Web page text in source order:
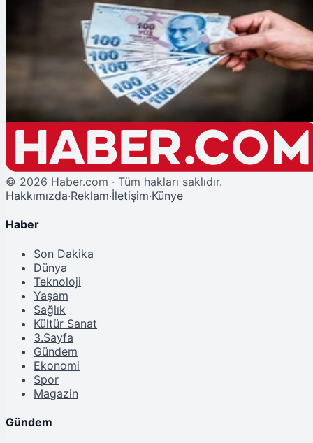
Emekliye Temmuz'da Ne Kadar Zam Yapılacak? Tüm Hesaplar Sil Baştan!
© 2026 Haber.com · Tüm hakları saklıdır.
Hakkımızda·Reklam·İletişim·Künye
Haber
Son Dakika
Dünya
Teknoloji
Yaşam
Sağlık
Kültür Sanat
3.Sayfa
Gündem
Ekonomi
Spor
Magazin
Gündem